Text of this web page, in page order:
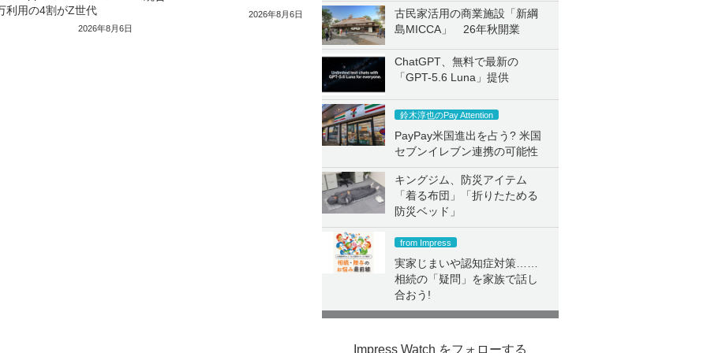
古民家活用の商業施設「新綱
島MICCA」 26年秋開業
ChatGPT、無料で最新の
「GPT-5.6 Luna」提供
鈴木淳也のPay Attention
PayPay米国進出を占う? 米国
セブンイレブン連携の可能性
キングジム、防災アイテム
「着る布団」「折りたためる
防災ベッド」
from Impress
実家じまいや認知症対策……
相続の「疑問」を家族で話し
合おう!
Impress Watch をフォローする
利用の4割がZ世代
2026年8月6日
2026年8月6日